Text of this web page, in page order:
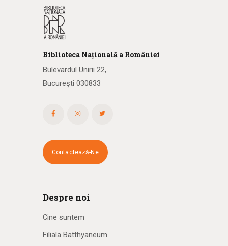
Biblioteca Națională a României
Bulevardul Unirii 22,
București 030833
Contactează-Ne
Despre noi
Cine suntem
Filiala Batthyaneum